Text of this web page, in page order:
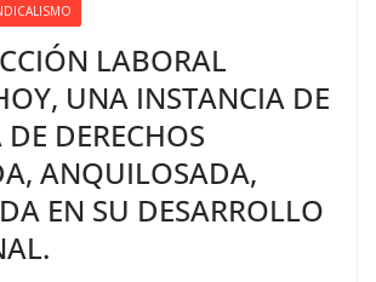
LABORAL
UNA INSTANCIA DE
DE DERECHOS
ANQUILOSADA,
EN SU DESARROLLO